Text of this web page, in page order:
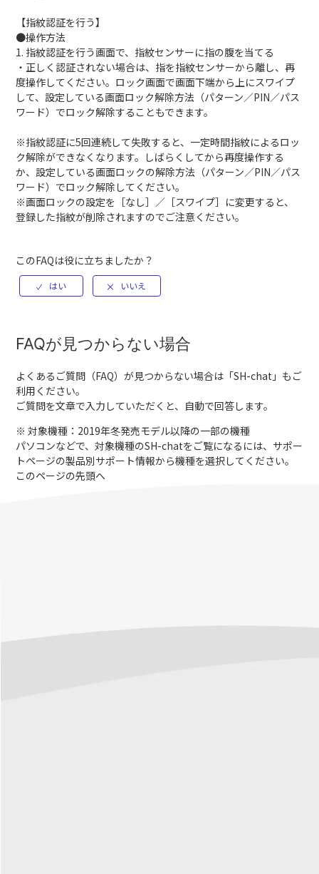
【指紋認証を行う】
●操作方法
1. 指紋認証を行う画面で、指紋センサーに指の腹を当てる
・正しく認証されない場合は、指を指紋センサーから離し、再
度操作してください。ロック画面で画面下端から上にスワイプ
して、設定している画面ロック解除方法（パターン／PIN／パス
ワード）でロック解除することもできます。
※指紋認証に5回連続して失敗すると、一定時間指紋によるロッ
ク解除ができなくなります。しばらくしてから再度操作する
か、設定している画面ロックの解除方法（パターン／PIN／パス
ワード）でロック解除してください。
※画面ロックの設定を［なし］／［スワイプ］に変更すると、
登録した指紋が削除されますのでご注意ください。
このFAQは役に立ちましたか？
FAQが見つからない場合
よくあるご質問（FAQ）が見つからない場合は「SH-chat 」もご
利用ください。
ご質問を文章で入力していただくと、自動で回答します。
※ 対象機種：2019年冬発売モデル以降の一部の機種
パソコンなどで、対象機種のSH-chatをご覧になるには、サポー
トページの製品別サポート情報から機種を選択してください。
このページの先頭へ